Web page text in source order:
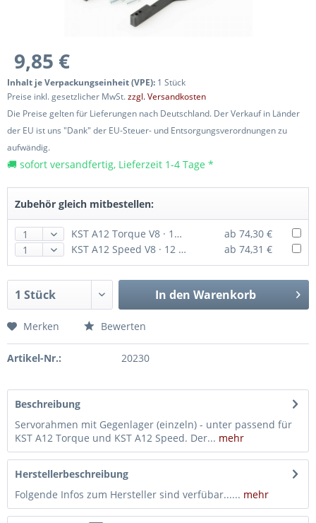
9,85 €
Inhalt je Verpackungseinheit (VPE): 1 Stück
Preise inkl. gesetzlicher MwSt.zzgl. Versandkosten
Die Preise gelten für Lieferungen nach Deutschland. Der Verkauf in Länder
der EU ist uns "Dank" der EU-Steuer- und Entsorgungsverordnungen zu
aufwändig.
🚚 sofort versandfertig, Lieferzeit 1-4 Tage *
Zubehör gleich mitbestellen:
KST A12 Torque V8 · 12 mm digitales HV-Servo bis 200 Ncm
ab 74,30 €
KST A12 Speed V8 · 12 mm digitales HV-Servo bis 135 Ncm
ab 74,31 €
In den Warenkorb
Merken Bewerten
Artikel-Nr.: 20230
Beschreibung
Servorahmen mit Gegenlager (einzeln) - unter passend für
KST A12 Torque und KST A12 Speed. Der... mehr
Herstellerbeschreibung
Folgende Infos zum Hersteller sind verfübar...... mehr